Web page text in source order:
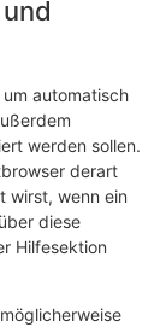
automatisch
werden sollen.
derart
wirst, wenn ein
diese
Hilfesektion